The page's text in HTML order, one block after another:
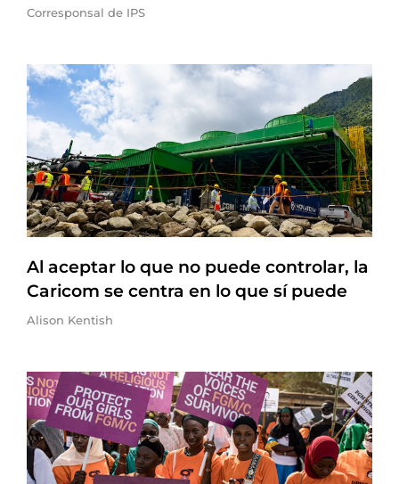
Corresponsal de IPS
Al aceptar lo que no puede controlar, la
Caricom se centra en lo que sí puede
Alison Kentish